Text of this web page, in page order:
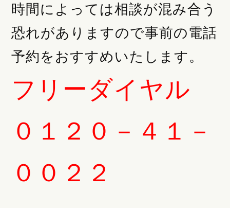
時間によっては相談が混み合う
恐れがありますので事前の電話
予約をおすすめいたします。
フリーダイヤル
０１２０－４１－
００２２